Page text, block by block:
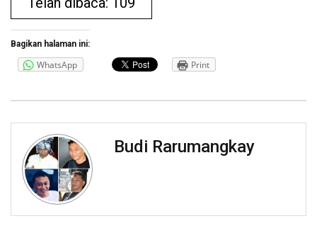
Bagikan halaman ini:
WhatsApp Print
Budi Rarumangkay